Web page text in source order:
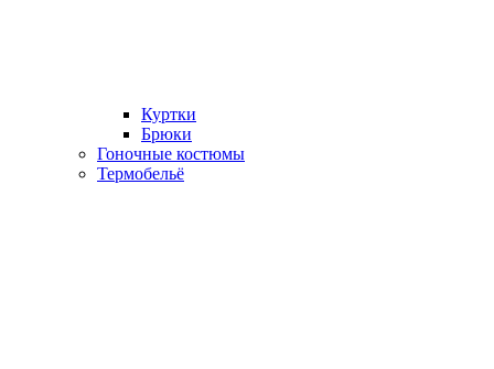
Куртки
Брюки
Гоночные костюмы
Термобельё